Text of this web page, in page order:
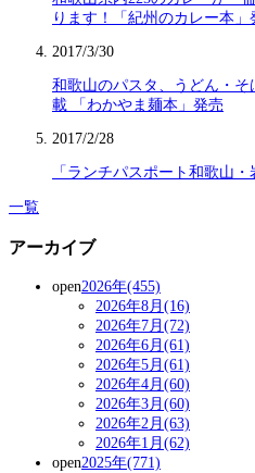
ります！「紀州のカレー本」
2017/3/30
和歌山のパスタ、うどん・そ
載 「わかやま麺本」発売
2017/2/28
「ランチパスポート和歌山
一覧
アーカイブ
open2026年(455)
2026年8月(16)
2026年7月(72)
2026年6月(61)
2026年5月(61)
2026年4月(60)
2026年3月(60)
2026年2月(63)
2026年1月(62)
open2025年(771)